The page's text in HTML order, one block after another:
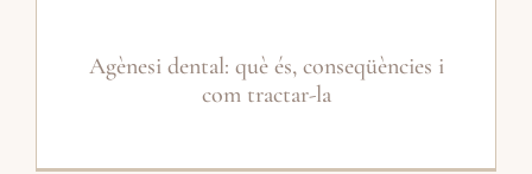
Agènesi dental: què és, conseqüències i
com tractar-la